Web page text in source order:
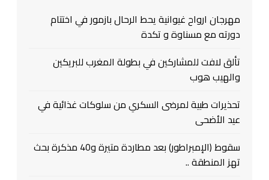
مهرجان ارواح غيوانية يحط الرحال بازمور في اختتام
دورته مع مسناوة و تكدة
تألق لافت للمشاركين في بطولة المغرب للبريكين
والهيب هوب
تحذيرات طبية لمرضى السكري من سلوكات غذائية في
عيد الأضحى
سقوط (الإمبراطور) بعد مطاردة متيرة و40 مذكرة بحث
تهز المنطقة ..